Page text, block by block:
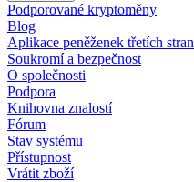
Podporované kryptoměny
Blog
Aplikace peněženek třetích stran
Soukromí a bezpečnost
O společnosti
Podpora
Knihovna znalostí
Fórum
Stav systému
Přístupnost
Vrátit zboží